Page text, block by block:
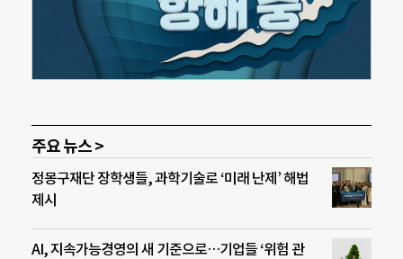
주요 뉴스 >
정몽구재단 장학생들, 과학기술로 ‘미래 난제’ 해법
제시
AI, 지속가능경영의 새 기준으로…기업들 ‘위험 관